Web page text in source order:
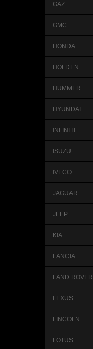
GAZ
GMC
HONDA
HOLDEN
HUMMER
HYUNDAI
INFINITI
ISUZU
IVECO
JAGUAR
JEEP
KIA
LANCIA
LAND ROVER
LEXUS
LINCOLN
LOTUS